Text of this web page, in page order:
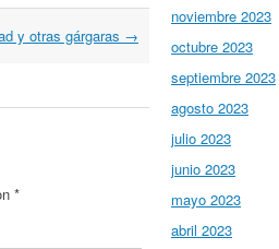
y otras gárgaras →
*
noviembre 2023
octubre 2023
septiembre 2023
agosto 2023
julio 2023
junio 2023
mayo 2023
abril 2023